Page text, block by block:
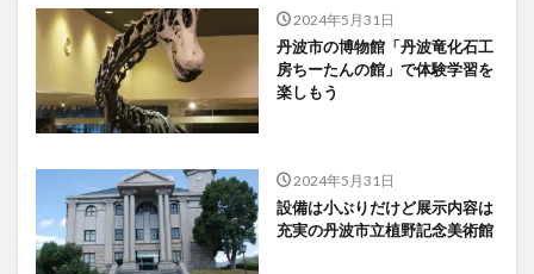
2024年5月31日
丹波市の博物館「丹波竜化石工
房ちーたんの館」で体験学習を
楽しもう
2024年5月31日
設備は小ぶりだけど展示内容は
充実の丹波市立植野記念美術館